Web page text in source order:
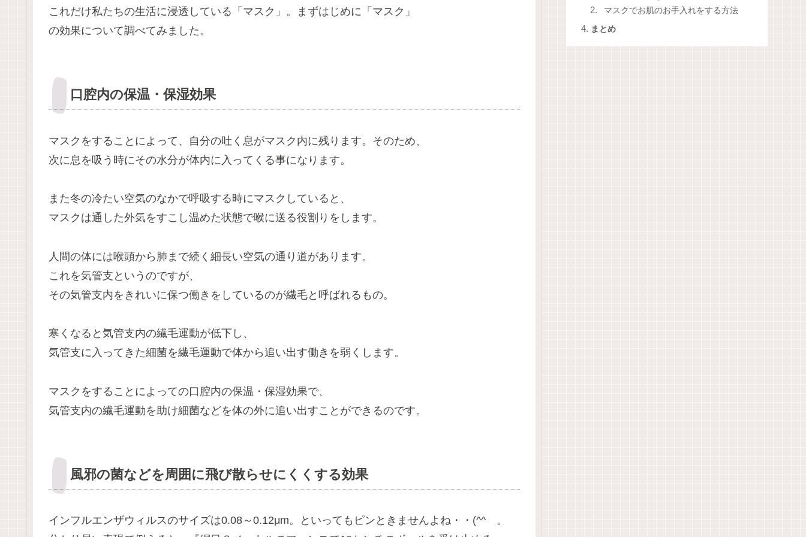
これだけ私たちの生活に浸透している「マスク」。まずはじめに「マスク」
の効果について調べてみました。
口腔内の保温・保湿効果
マスクをすることによって、自分の吐く息がマスク内に残ります。そのため、
次に息を吸う時にその水分が体内に入ってくる事になります。
また冬の冷たい空気のなかで呼吸する時にマスクしていると、
マスクは通した外気をすこし温めた状態で喉に送る役割りをします。
人間の体には喉頭から肺まで続く細長い空気の通り道があります。
これを気管支というのですが、
その気管支内をきれいに保つ働きをしているのが繊毛と呼ばれるもの。
寒くなると気管支内の繊毛運動が低下し、
気管支に入ってきた細菌を繊毛運動で体から追い出す働きを弱くします。
マスクをすることによっての口腔内の保温・保湿効果で、
気管支内の繊毛運動を助け細菌などを体の外に追い出すことができるのです。
風邪の菌などを周囲に飛び散らせにくくする効果
インフルエンザウィルスのサイズは0.08～0.12μm。といってもピンときませんよね・・ (^^ゞ。
マスクでお肌のお手入れをする方法
まとめ